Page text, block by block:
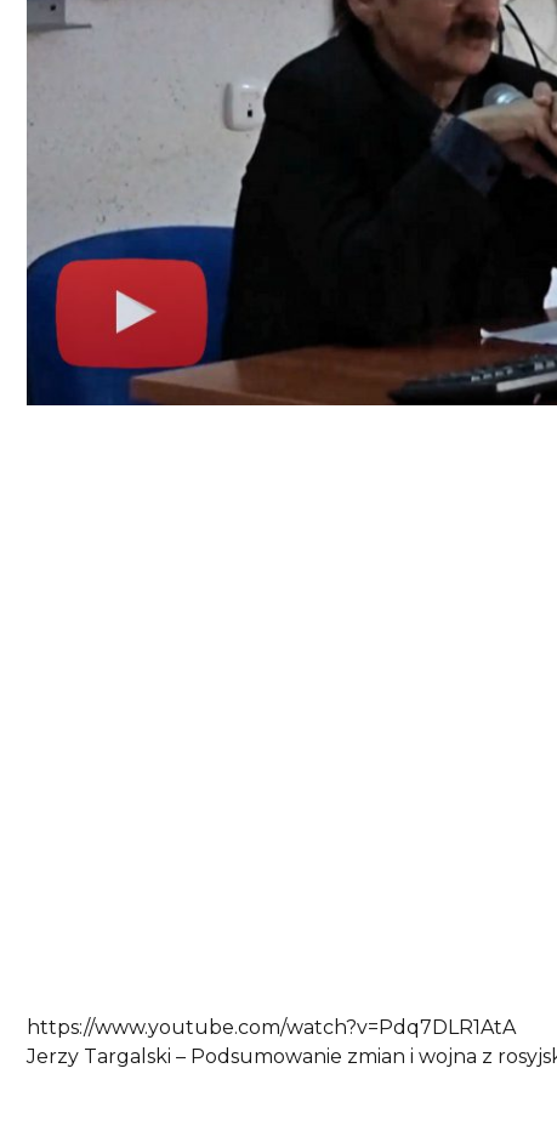
https://www.youtube.com/watch?v=Pdq7DLR1AtA
Jerzy Targalski – Podsumowanie zmian i wojna z